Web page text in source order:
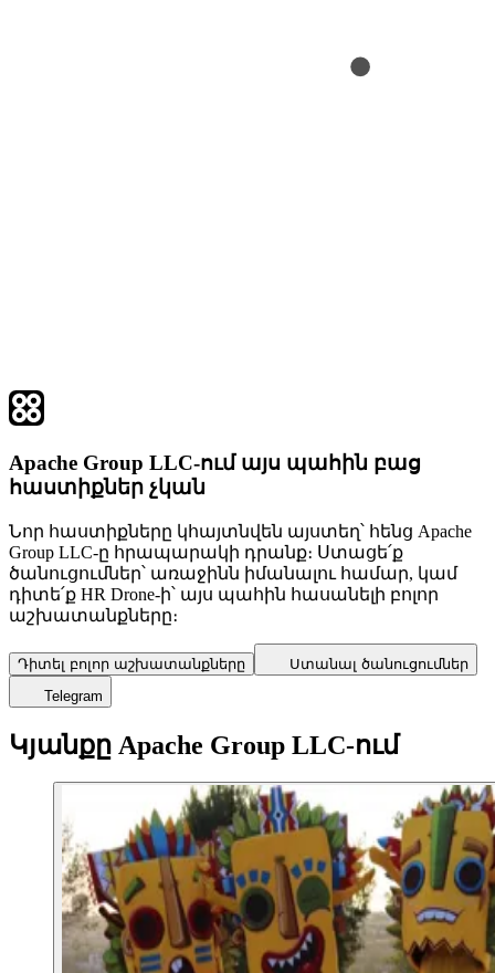
Apache Group LLC-ում այս պահին բաց
հաստիքներ չկան
Նոր հաստիքները կհայտնվեն այստեղ՝ հենց Apache
Group LLC-ը հրապարակի դրանք։ Ստացե՛ք
ծանուցումներ՝ առաջինն իմանալու համար, կամ
դիտե՛ք HR Drone-ի՝ այս պահին հասանելի բոլոր
աշխատանքները։
Դիտել բոլոր աշխատանքները
Ստանալ ծանուցումներ
Telegram
Կյանքը Apache Group LLC-ում